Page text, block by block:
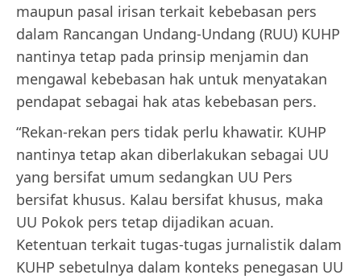
maupun pasal irisan terkait kebebasan pers
dalam Rancangan Undang-Undang (RUU) KUHP
nantinya tetap pada prinsip menjamin dan
mengawal kebebasan hak untuk menyatakan
pendapat sebagai hak atas kebebasan pers.
“Rekan-rekan pers tidak perlu khawatir. KUHP
nantinya tetap akan diberlakukan sebagai UU
yang bersifat umum sedangkan UU Pers
bersifat khusus. Kalau bersifat khusus, maka
UU Pokok pers tetap dijadikan acuan.
Ketentuan terkait tugas-tugas jurnalistik dalam
KUHP sebetulnya dalam konteks penegasan UU